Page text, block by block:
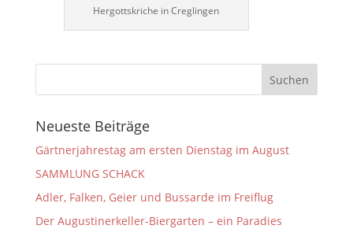
Hergottskriche in Creglingen
Neueste Beiträge
Gärtnerjahrestag am ersten Dienstag im August
SAMMLUNG SCHACK
Adler, Falken, Geier und Bussarde im Freiflug
Der Augustinerkeller-Biergarten – ein Paradies